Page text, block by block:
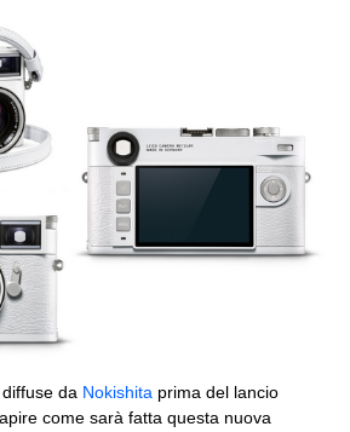
da Nokishita prima del lancio
come sarà fatta questa nuova